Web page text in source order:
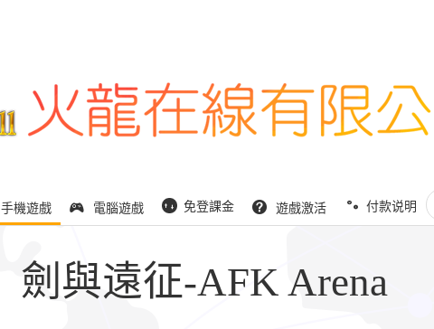
手機遊戲 電腦遊戲 免登課金 遊戲激活 付款说明
劍與遠征-AFK Arena